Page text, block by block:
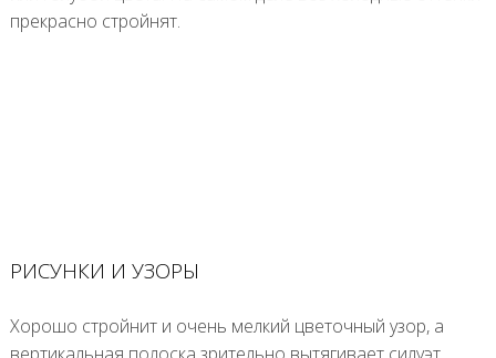
прекрасно стройнят.
РИСУНКИ И УЗОРЫ
Хорошо стройнит и очень мелкий цветочный узор, а